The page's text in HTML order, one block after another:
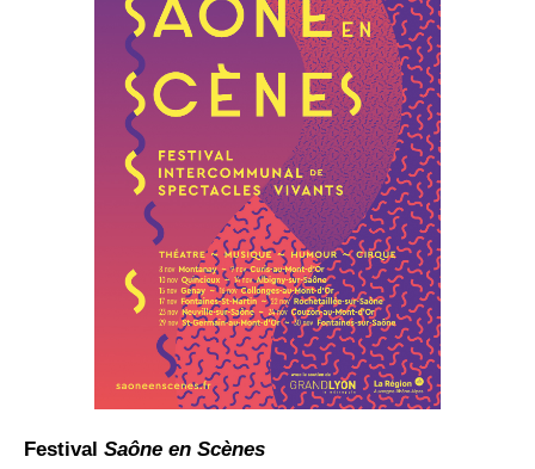
Festival Saône en Scènes